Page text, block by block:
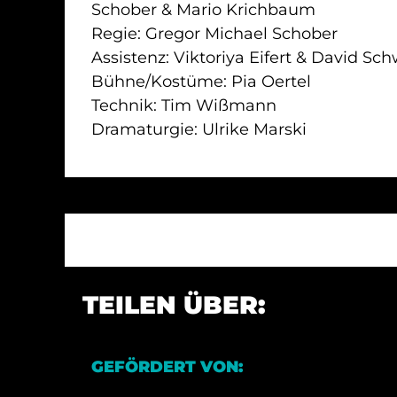
Schober & Mario Krichbaum
Regie: Gregor Michael Schober
Assistenz: Viktoriya Eifert & David
Bühne/Kostüme: Pia Oertel
Technik: Tim Wißmann
Dramaturgie: Ulrike Marski
TEILEN ÜBER:
GEFÖRDERT VON: